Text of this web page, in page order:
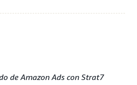
de Amazon Ads con Strat7